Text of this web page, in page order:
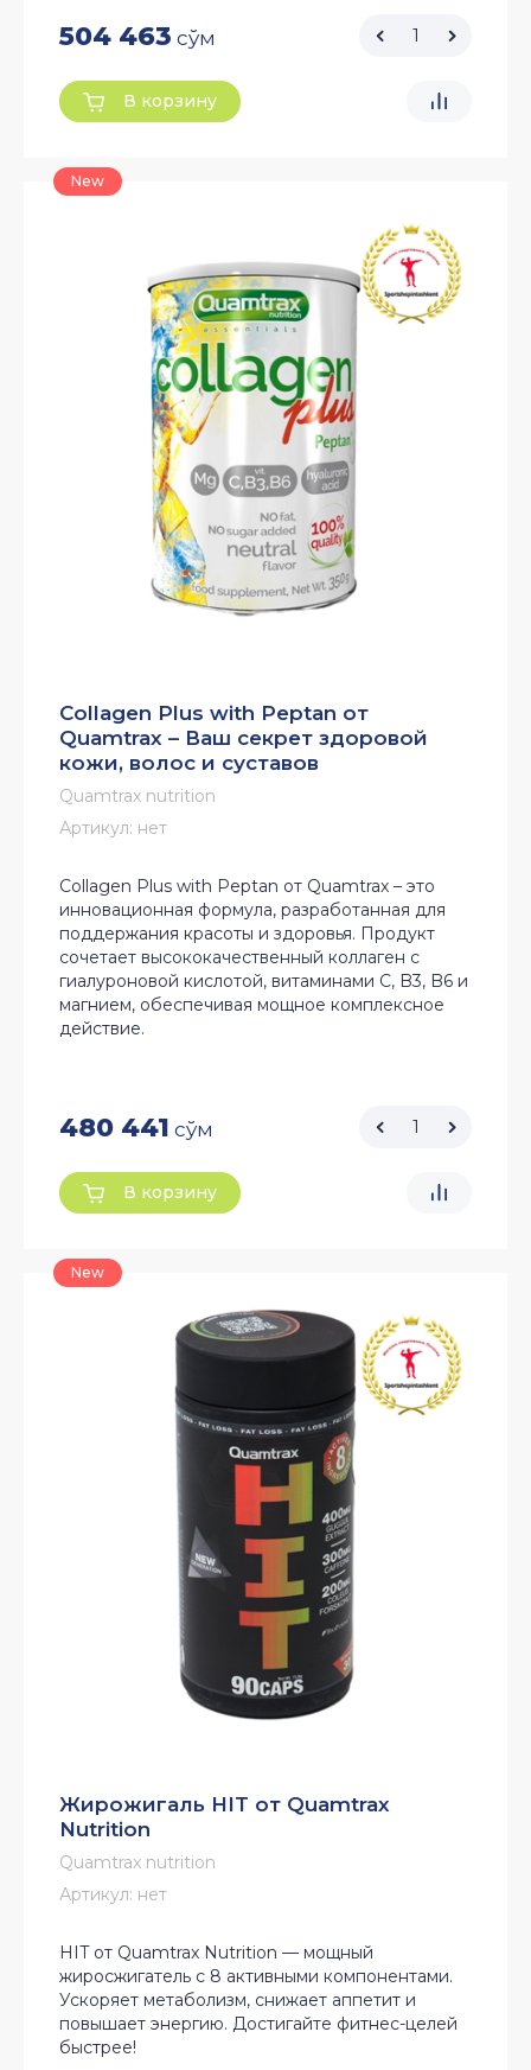
504 463 сўм
В корзину
New
Collagen Plus with Peptan от
Quamtrax – Ваш секрет здоровой
кожи, волос и суставов
Quamtrax nutrition
Артикул: нет
Collagen Plus with Peptan от Quamtrax – это
инновационная формула, разработанная для
поддержания красоты и здоровья. Продукт
сочетает высококачественный коллаген с
гиалуроновой кислотой, витаминами C, B3, B6 и
магнием, обеспечивая мощное комплексное
действие.
480 441 сўм
В корзину
New
Жирожигаль HIT от Quamtrax
Nutrition
Quamtrax nutrition
Артикул: нет
HIT от Quamtrax Nutrition — мощный
жиросжигатель с 8 активными компонентами.
Ускоряет метаболизм, снижает аппетит и
повышает энергию. Достигайте фитнес-целей
быстрее!